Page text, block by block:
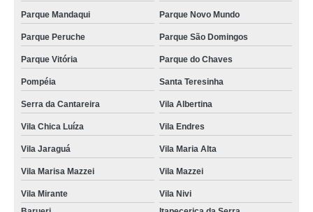
Parque Mandaqui Parque Novo Mundo
Parque Peruche Parque São Domingos
Parque Vitória Parque do Chaves
Pompéia Santa Teresinha
Serra da Cantareira Vila Albertina
Vila Chica Luíza Vila Endres
Vila Jaraguá Vila Maria Alta
Vila Marisa Mazzei Vila Mazzei
Vila Mirante
Vila Nivi